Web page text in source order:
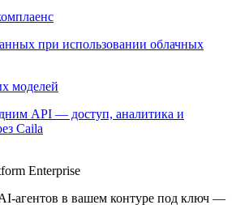
при использовании облачных
моделей
API — доступ, аналитика и
Caila
Enterprise
агентов в вашем контуре под ключ —